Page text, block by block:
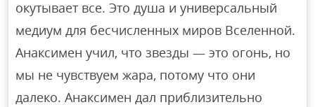
окутывает все. Это душа и универсальный
медиум для бесчисленных миров Вселенной.
Анаксимен учил, что звезды — это огонь, но
мы не чувствуем жара, потому что они
далеко. Анаксимен дал приблизительно